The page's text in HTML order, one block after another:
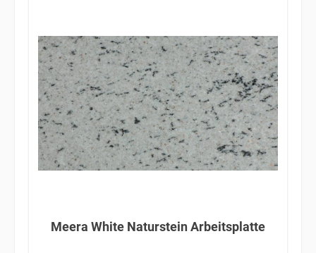
Meera White Naturstein Arbeitsplatte